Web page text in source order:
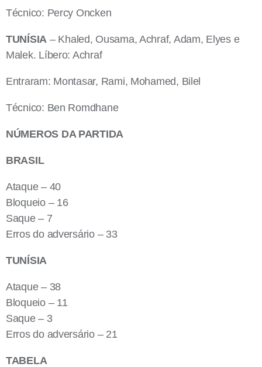
Técnico: Percy Oncken
TUNÍSIA – Khaled, Ousama, Achraf, Adam, Elyes e
Malek. Líbero: Achraf
Entraram: Montasar, Rami, Mohamed, Bilel
Técnico: Ben Romdhane
NÚMEROS DA PARTIDA
BRASIL
Ataque – 40
Bloqueio – 16
Saque – 7
Erros do adversário – 33
TUNÍSIA
Ataque – 38
Bloqueio – 11
Saque – 3
Erros do adversário – 21
TABELA